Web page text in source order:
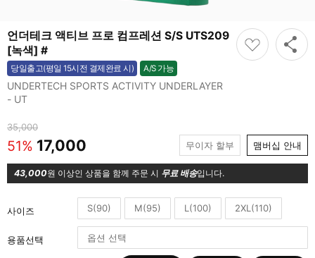
언더테크 액티브 프로 컴프레션 S/S UTS209
[녹색] #
당일출고(평일 15시전 결제완료 시) A/S 가능
가능
UNDERTECH SPORTS ACTIVITY UNDERLAYER
- UT
35,000
51% 17,000 무이자 할부 맴버십 안내
43,000원 이상인 상품을 함께 주문 시 무료 배송입니다.
사이즈 S(90) M(95) L(100) 2XL(110)
용품선택